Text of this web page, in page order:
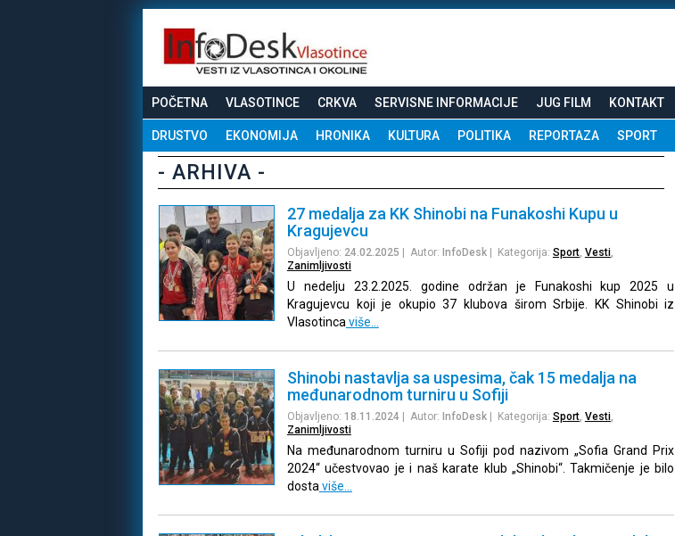
POČETNA VLASOTINCE CRKVA SERVISNE INFORMACIJE JUG FILM KONTAKT
DRUSTVO EKONOMIJA HRONIKA KULTURA POLITIKA REPORTAZA SPORT
- ARHIVA -
27 medalja za KK Shinobi na Funakoshi Kupu u
Kragujevcu
Objavljeno: 24.02.2025 | Autor: InfoDesk| Kategorija: Sport, Vesti,
Zanimljivosti
U nedelju 23.2.2025. godine održan je Funakoshi kup 2025 u
Kragujevcu koji je okupio 37 klubova širom Srbije. KK Shinobi iz
Vlasotinca više…
Shinobi nastavlja sa uspesima, čak 15 medalja na
međunarodnom turniru u Sofiji
Objavljeno: 18.11.2024 | Autor: InfoDesk| Kategorija: Sport, Vesti,
Zanimljivosti
Na međunarodnom turniru u Sofiji pod nazivom „Sofia Grand Prix
2024“ učestvovao je i naš karate klub „Shinobi“. Takmičenje je bilo
dosta više…